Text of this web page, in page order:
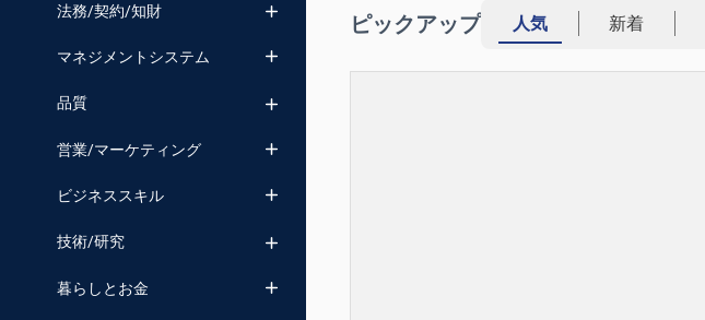
法務/契約/知財
マネジメントシステム
品質
営業/マーケティング
ビジネススキル
技術/研究
暮らしとお金
ピックアップ 人気 新着